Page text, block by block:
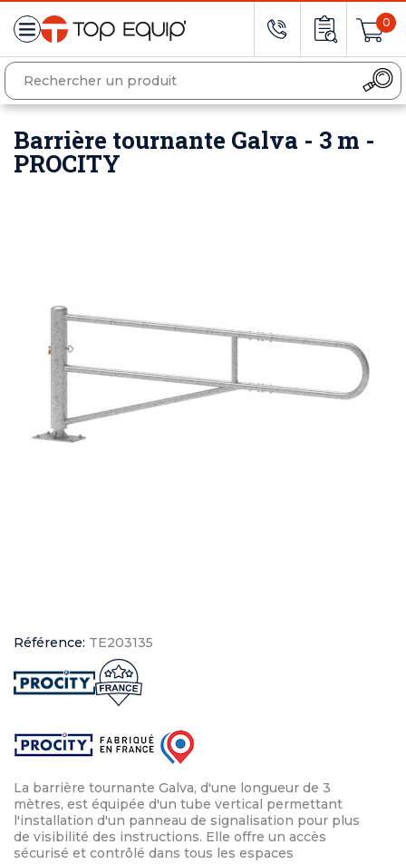
0
Barrière tournante Galva - 3 m -
PROCITY
Référence: TE203135
La barrière tournante Galva, d'une longueur de 3
mètres, est équipée d'un tube vertical permettant
l'installation d'un panneau de signalisation pour plus
de visibilité des instructions. Elle offre un accès
sécurisé et contrôlé dans tous les espaces